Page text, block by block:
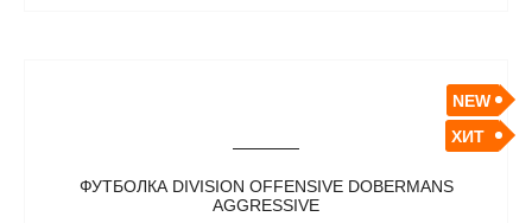
NEW
ХИТ
ФУТБОЛКА DIVISION OFFENSIVE DOBERMANS
AGGRESSIVE